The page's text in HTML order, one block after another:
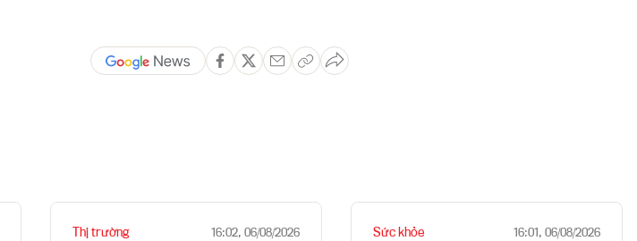
Thị trường 16:02, 06/08/2026 Sức khỏe 16:01, 06/08/2026